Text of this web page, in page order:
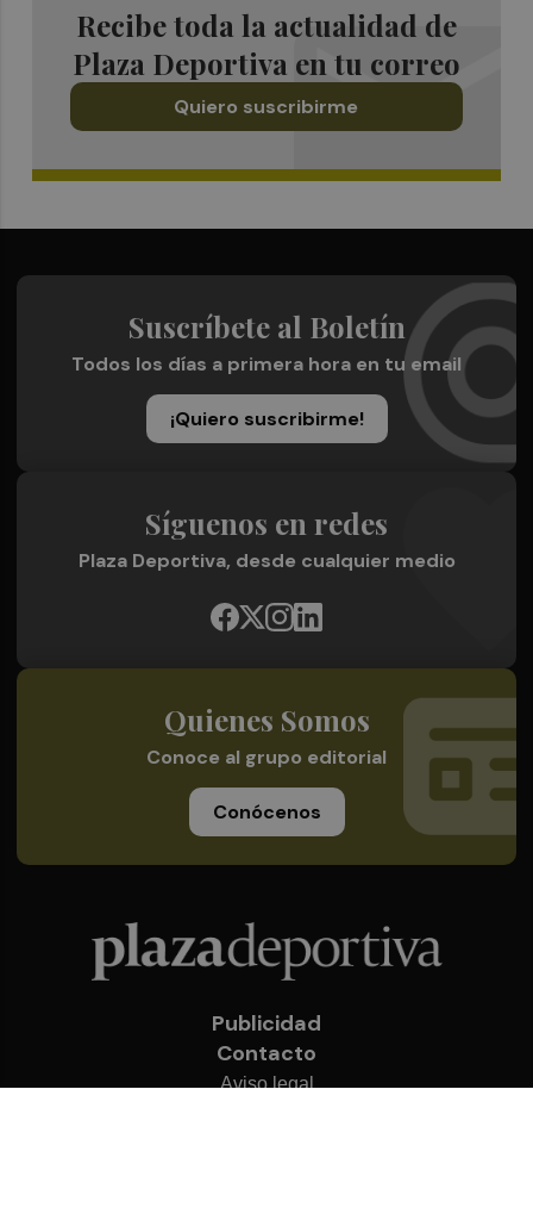
Recibe toda la actualidad de
Plaza Deportiva en tu correo
Quiero suscribirme
Suscríbete al Boletín
Todos los días a primera hora en tu email
¡Quiero suscribirme!
Síguenos en redes
Plaza Deportiva, desde cualquier medio
Quienes Somos
Conoce al grupo editorial
Conócenos
Publicidad
Contacto
Aviso legal